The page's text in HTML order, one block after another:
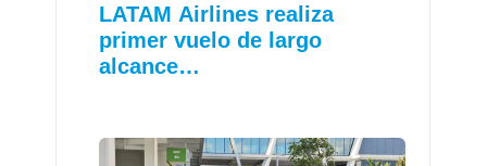
LATAM Airlines realiza
primer vuelo de largo
alcance…